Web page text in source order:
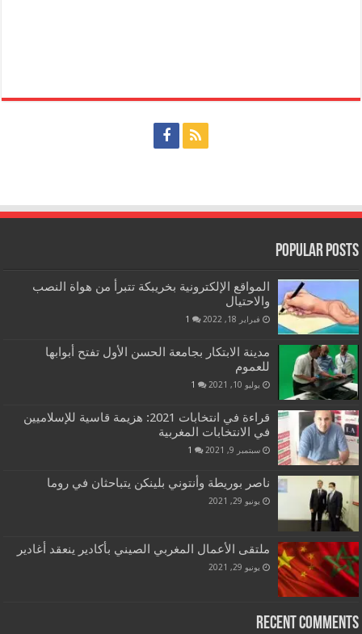
Popular Posts
المواقع الإلكترونية بخريبكة تتبرأ من هواة النصب
والاحتيال
فبراير 18, 2022 1
مدينة الابتكار بجامعة الحسن الأول تفتح أبوابها
للعموم
يوليو 10, 2021 1
قراءة في انتخابات 2021: هزيمة قاسية للإسلاميين
في الانتخابات المغربية
سبتمبر 9, 2021 1
ناصر بوريطة وأنتوني بلينكن يتباحثان في روما
يونيو 29, 2021
ملتقى الأعمال المغربي الصيني بأكادير ينعقد أغادير
يونيو 29, 2021
Recent Comments